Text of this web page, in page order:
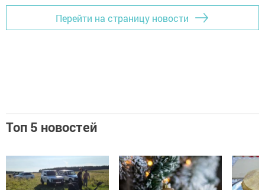
Перейти на страницу новости
Топ 5 новостей